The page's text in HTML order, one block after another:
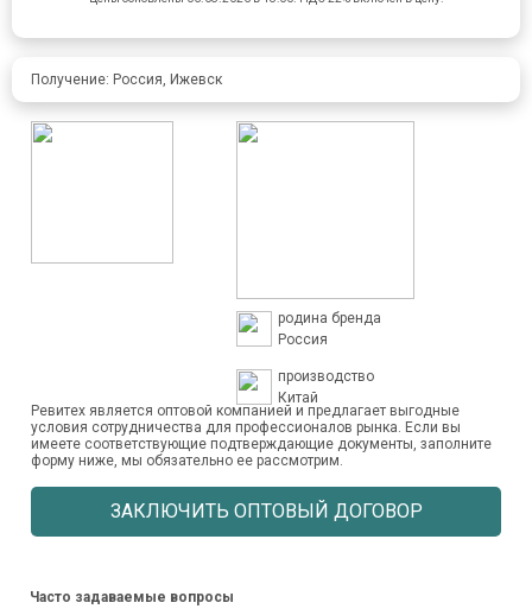
Получение: Россия, Ижевск
родина бренда
Россия
производство
Китай
Ревитех является оптовой компанией и предлагает выгодные
условия сотрудничества для профессионалов рынка. Если вы
имеете соответствующие подтверждающие документы, заполните
форму ниже, мы обязательно ее рассмотрим.
ЗАКЛЮЧИТЬ ОПТОВЫЙ ДОГОВОР
Часто задаваемые вопросы